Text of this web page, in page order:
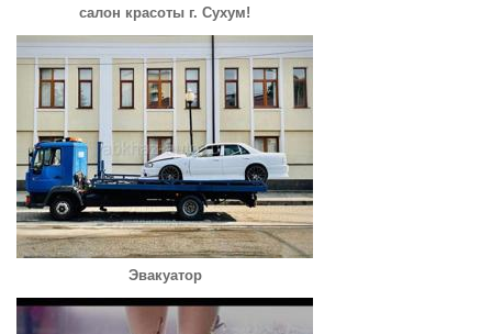
салон красоты г. Сухум!
Эвакуатор